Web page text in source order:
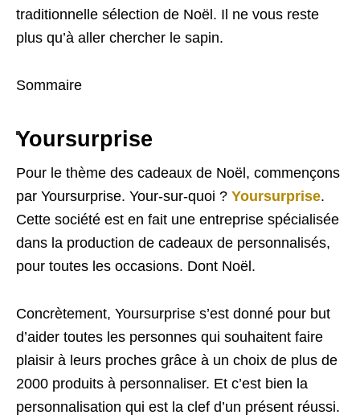
traditionnelle sélection de Noël. Il ne vous reste
plus qu’à aller chercher le sapin.
Sommaire
Yoursurprise
Pour le thème des cadeaux de Noël, commençons
par Yoursurprise. Your-sur-quoi ? Yoursurprise.
Cette société est en fait une entreprise spécialisée
dans la production de cadeaux de personnalisés,
pour toutes les occasions. Dont Noël.
Concrètement, Yoursurprise s’est donné pour but
d’aider toutes les personnes qui souhaitent faire
plaisir à leurs proches grâce à un choix de plus de
2000 produits à personnaliser. Et c’est bien la
personnalisation qui est la clef d’un présent réussi.